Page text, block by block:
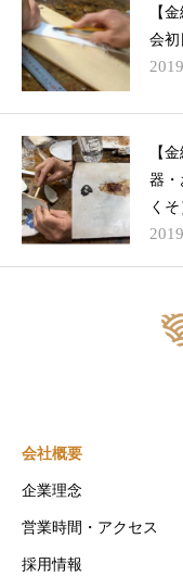
【
会初
【
器・
く
会社概要
企業理念
営業時間・アクセス
採用情報